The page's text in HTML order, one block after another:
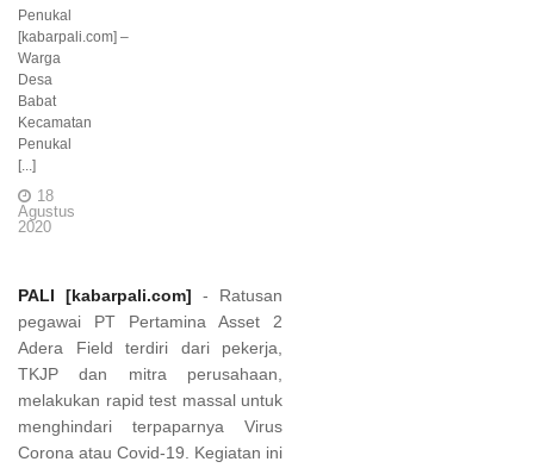
Penukal
[kabarpali.com] –
Warga
Desa
Babat
Kecamatan
Penukal
[...]
18
Agustus
2020
PALI [kabarpali.com] - Ratusan
pegawai PT Pertamina Asset 2
Adera Field terdiri dari pekerja,
TKJP dan mitra perusahaan,
melakukan rapid test massal untuk
menghindari terpaparnya Virus
Corona atau Covid-19. Kegiatan ini